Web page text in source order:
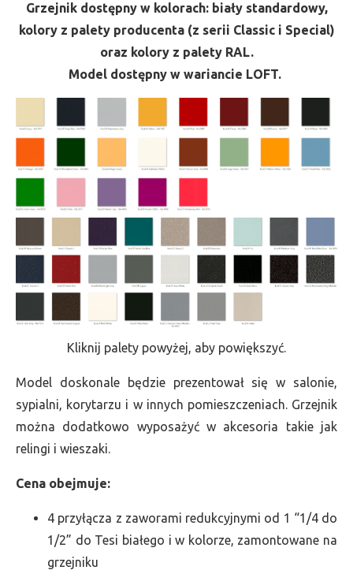
Grzejnik dostępny w kolorach: biały standardowy,
kolory z palety producenta (z serii Classic i Special)
oraz kolory z palety RAL.
Model dostępny w wariancie LOFT.
Kliknij palety powyżej, aby powiększyć.
Model doskonale będzie prezentował się w salonie,
sypialni, korytarzu i w innych pomieszczeniach. Grzejnik
można dodatkowo wyposażyć w akcesoria takie jak
relingi i wieszaki.
Cena obejmuje:
4 przyłącza z zaworami redukcyjnymi od 1 “1/4 do
1/2” do Tesi białego i w kolorze, zamontowane na
grzejniku